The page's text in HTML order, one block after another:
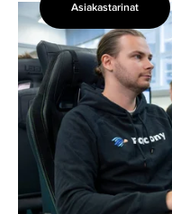
Falcony
ja
EMU
rakentavat
yhdessä
ketterää
kasvua
Asiakastarinat